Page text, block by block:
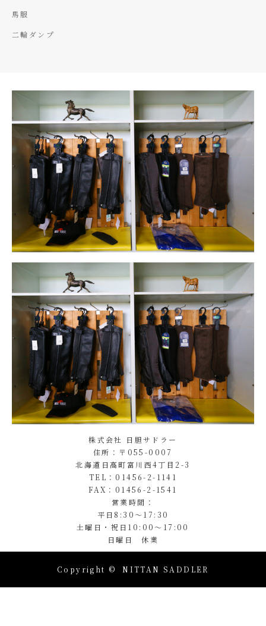
馬服
二輪ダンプ
株式会社 日胆サドラー
住所：〒055-0007
北海道日高町富川西4丁目2-3
TEL：01456-2-1141
FAX：01456-2-1541
営業時間：
平日8:30～17:30
土曜日・祝日10:00～17:00
日曜日 休業
Copyright ©NITTAN SADDLER